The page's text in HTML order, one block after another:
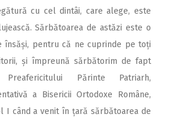
cu cel dintâi, care alege, este
Sărbătoarea de astăzi este o
însăși, pentru că ne cuprinde pe toți
și împreună sărbătorim de fapt
Părinte Patriarh,
a Bisericii Ortodoxe Române,
I când a venit în țară sărbătoarea de